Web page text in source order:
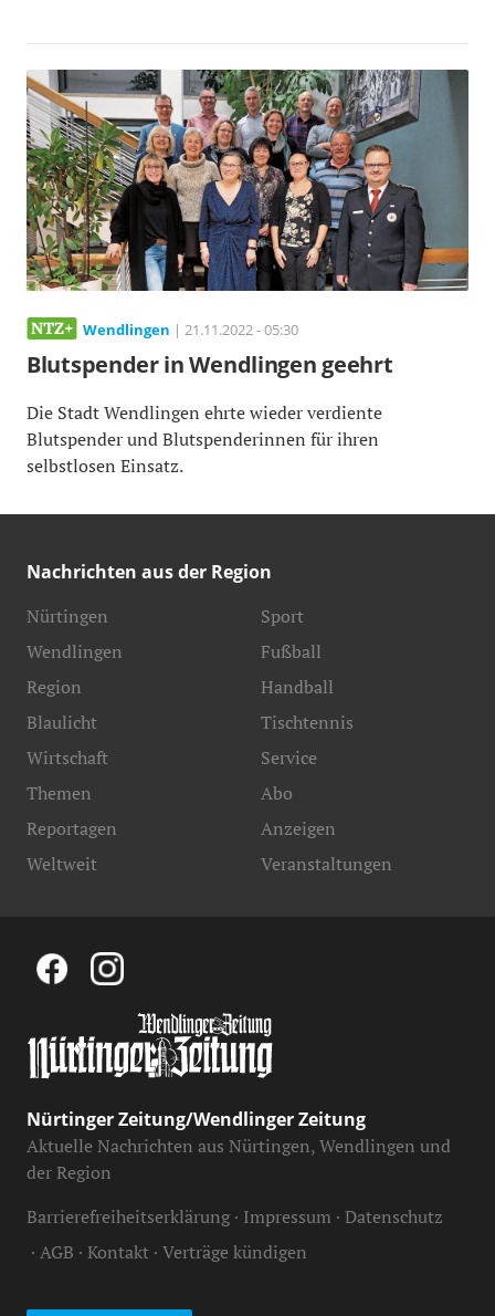
Wendlingen | 21.11.2022 - 05:30
Blutspender in Wendlingen geehrt
Die Stadt Wendlingen ehrte wieder verdiente
Blutspender und Blutspenderinnen für ihren
selbstlosen Einsatz.
Nachrichten aus der Region
Nürtingen
Wendlingen
Region
Blaulicht
Sport
Fußball
Handball
Tischtennis
Wirtschaft
Themen
Reportagen
Weltweit
Service
Abo
Anzeigen
Veranstaltungen
Nürtinger Zeitung/Wendlinger Zeitung
Aktuelle Nachrichten aus Nürtingen, Wendlingen und
der Region
Barrierefreiheitserklärung Impressum Datenschutz
AGB Kontakt Verträge kündigen